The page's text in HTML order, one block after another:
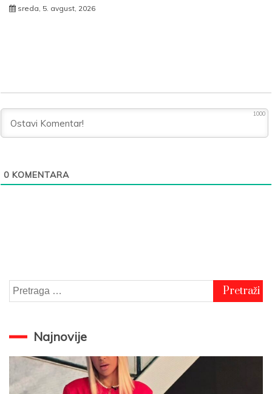
sreda, 5. avgust, 2026
1000
0 KOMENTARA
Pretraga
za:
Najnovije